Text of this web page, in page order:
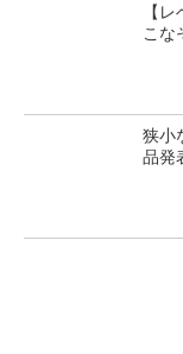
【
こな
狭小
品発